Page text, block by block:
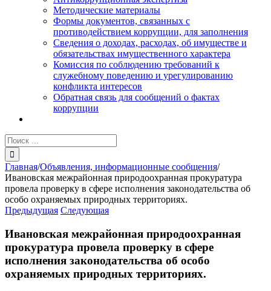
Методические материалы
Формы документов, связанных с
противодействием коррупции, для заполнения
Сведения о доходах, расходах, об имуществе и
обязательствах имущественного характера
Комиссия по соблюдению требований к
служебному поведению и урегулированию
конфликта интересов
Обратная связь для сообщений о фактах
коррупции
Результат
поиска:
Главная/Объявления, информационные сообщения/
Ивановская межрайонная природоохранная прокуратура
провела проверку в сфере исполнения законодательства об
особо охраняемых природных территориях.
Предыдущая Следующая
Ивановская межрайонная природоохранная
прокуратура провела проверку в сфере
исполнения законодательства об особо
охраняемых природных территориях.